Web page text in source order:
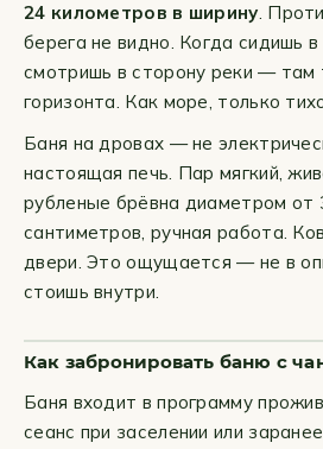
24 километров в ширину.
берега не видно. Когда сидишь
смотришь в сторону реки — там
горизонта. Как море, только
Баня на дровах — не
настоящая печь. Пар мягкий,
рубленые брёвна диаметром от
сантиметров, ручная работа.
двери. Это ощущается — не в
стоишь внутри.
Как забронировать баню с
Баня входит в программу
сеанс при заселении или